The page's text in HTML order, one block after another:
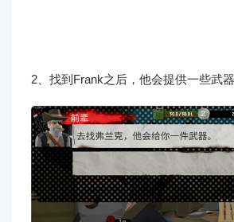
2、找到Frank之后，他会提供一些武